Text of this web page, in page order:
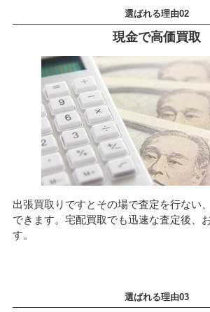
現金で高価買取
出張買取りですとその場で査定を行ない
できます。宅配買取でも迅速な査定後、
す。